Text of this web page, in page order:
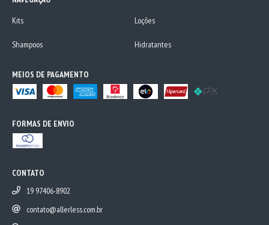
Kits
Loções
Shampoos Hidratantes
MEIOS DE PAGAMENTO
FORMAS DE ENVIO
CONTATO
19 97406-8902
contato@allerless.com.br